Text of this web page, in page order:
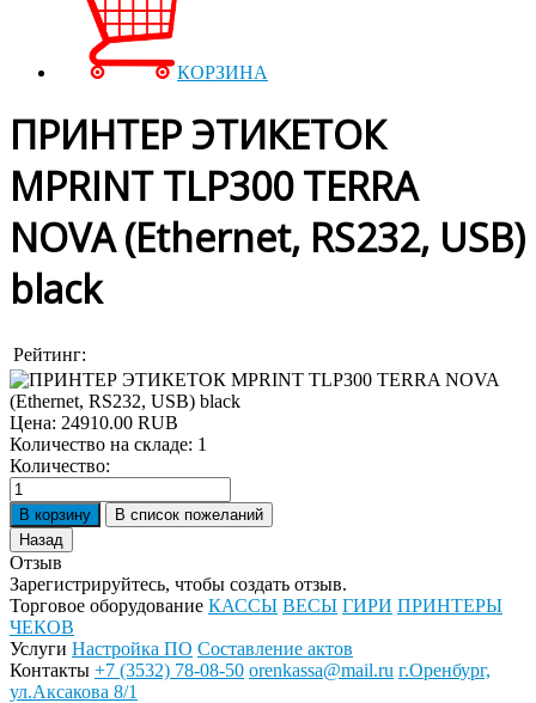
КОРЗИНА
ПРИНТЕР ЭТИКЕТОК
MPRINT TLP300 TERRA
NOVA (Ethernet, RS232, USB)
black
Рейтинг:
Цена: 24910.00 RUB
Количество на складе: 1
Количество:
Отзыв
Зарегистрируйтесь, чтобы создать отзыв.
Торговое оборудование КАССЫ ВЕСЫ ГИРИ ПРИНТЕРЫ
ЧЕКОВ
Услуги Настройка ПО Составление актов
Контакты +7 (3532) 78-08-50 orenkassa@mail.ru г.Оренбург,
ул.Аксакова 8/1